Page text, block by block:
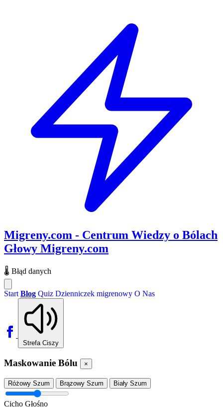
Migreny.com - Centrum Wiedzy o Bólach
Głowy Migreny.com
🌡️ Błąd danych
Start Blog Quiz Dzienniczek migrenowy O Nas
Strefa Ciszy
Maskowanie Bólu ×
Różowy Szum Brązowy Szum Biały Szum
Cicho Głośno